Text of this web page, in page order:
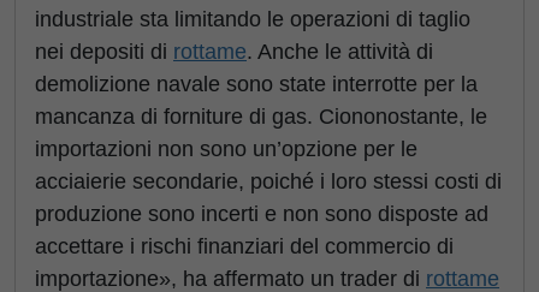
industriale sta limitando le operazioni di taglio
nei depositi di rottame. Anche le attività di
demolizione navale sono state interrotte per la
mancanza di forniture di gas. Ciononostante, le
importazioni non sono un’opzione per le
acciaierie secondarie, poiché i loro stessi costi di
produzione sono incerti e non sono disposte ad
accettare i rischi finanziari del commercio di
importazione», ha affermato un trader di rottame